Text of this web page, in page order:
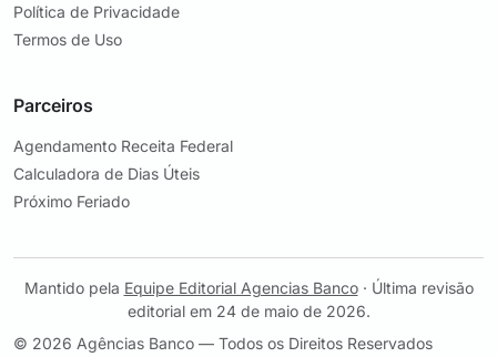
Política de Privacidade
Termos de Uso
Parceiros
Agendamento Receita Federal
Calculadora de Dias Úteis
Próximo Feriado
Mantido pela Equipe Editorial Agencias Banco· Última revisão
editorial em 24 de maio de 2026.
© 2026 Agências Banco — Todos os Direitos Reservados